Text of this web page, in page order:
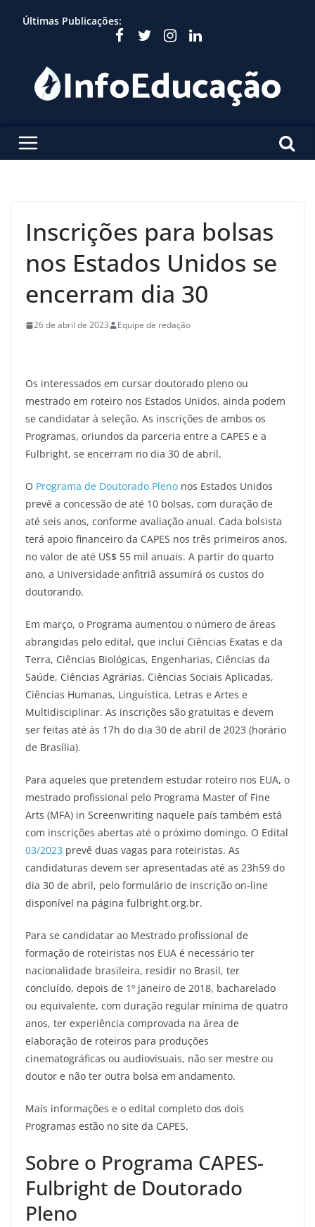
Últimas Publicações:
Inscrições para bolsas
nos Estados Unidos se
encerram dia 30
26 de abril de 2023 Equipe de redação
Os interessados em cursar doutorado pleno ou
mestrado em roteiro nos Estados Unidos, ainda podem
se candidatar à seleção. As inscrições de ambos os
Programas, oriundos da parceria entre a CAPES e a
Fulbright, se encerram no dia 30 de abril.
O Programa de Doutorado Pleno nos Estados Unidos
prevê a concessão de até 10 bolsas, com duração de
até seis anos, conforme avaliação anual. Cada bolsista
terá apoio financeiro da CAPES nos três primeiros anos,
no valor de até US$ 55 mil anuais. A partir do quarto
ano, a Universidade anfitriã assumirá os custos do
doutorando.
Em março, o Programa aumentou o número de áreas
abrangidas pelo edital, que inclui Ciências Exatas e da
Terra, Ciências Biológicas, Engenharias, Ciências da
Saúde, Ciências Agrárias, Ciências Sociais Aplicadas,
Ciências Humanas, Linguística, Letras e Artes e
Multidisciplinar. As inscrições são gratuitas e devem
ser feitas até às 17h do dia 30 de abril de 2023 (horário
de Brasília).
Para aqueles que pretendem estudar roteiro nos EUA, o
mestrado profissional pelo Programa Master of Fine
Arts (MFA) in Screenwriting naquele país também está
com inscrições abertas até o próximo domingo. O Edital
03/2023 prevê duas vagas para roteiristas. As
candidaturas devem ser apresentadas até as 23h59 do
dia 30 de abril, pelo formulário de inscrição on-line
disponível na página fulbright.org.br.
Para se candidatar ao Mestrado profissional de
formação de roteiristas nos EUA é necessário ter
nacionalidade brasileira, residir no Brasil, ter
concluído, depois de 1º janeiro de 2018, bacharelado
ou equivalente, com duração regular mínima de quatro
anos, ter experiência comprovada na área de
elaboração de roteiros para produções
cinematográficas ou audiovisuais, não ser mestre ou
doutor e não ter outra bolsa em andamento.
Mais informações e o edital completo dos dois
Programas estão no site da CAPES.
Sobre o Programa CAPES-
Fulbright de Doutorado
Pleno